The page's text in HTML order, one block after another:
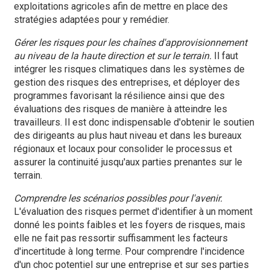
exploitations agricoles afin de mettre en place des
stratégies adaptées pour y remédier.
Gérer les risques pour les chaînes d'approvisionnement
au niveau de la haute direction et sur le terrain. Il faut
intégrer les risques climatiques dans les systèmes de
gestion des risques des entreprises, et déployer des
programmes favorisant la résilience ainsi que des
évaluations des risques de manière à atteindre les
travailleurs. Il est donc indispensable d'obtenir le soutien
des dirigeants au plus haut niveau et dans les bureaux
régionaux et locaux pour consolider le processus et
assurer la continuité jusqu'aux parties prenantes sur le
terrain.
Comprendre les scénarios possibles pour l'avenir.
L'évaluation des risques permet d'identifier à un moment
donné les points faibles et les foyers de risques, mais
elle ne fait pas ressortir suffisamment les facteurs
d'incertitude à long terme. Pour comprendre l'incidence
d'un choc potentiel sur une entreprise et sur ses parties